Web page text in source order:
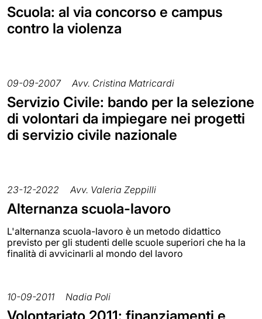
Scuola: al via concorso e campus
contro la violenza
09-09-2007 Avv. Cristina Matricardi
Servizio Civile: bando per la selezione
di volontari da impiegare nei progetti
di servizio civile nazionale
23-12-2022 Avv. Valeria Zeppilli
Alternanza scuola-lavoro
L'alternanza scuola-lavoro è un metodo didattico
previsto per gli studenti delle scuole superiori che ha la
finalità di avvicinarli al mondo del lavoro
10-09-2011 Nadia Poli